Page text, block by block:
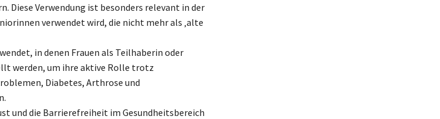
Diese Verwendung ist besonders relevant in der
verwendet wird, die nicht mehr als ‚alte
in denen Frauen als Teilhaberin oder
werden, um ihre aktive Rolle trotz
Diabetes, Arthrose und
und die Barrierefreiheit im Gesundheitsbereich